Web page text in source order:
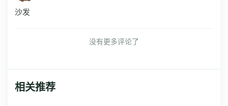
沙发
没有更多评论了
相关推荐